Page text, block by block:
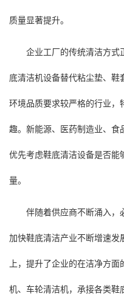
质量显著提升。
企业工厂的传统清洁方式
底清洁机设备替代粘尘垫、鞋
环境品质要求较严格的行业，
趣。新能源、医药制造业、食
优先考虑鞋底清洁设备是否能
量。
伴随着供应商不断涌入，
加快鞋底清洁产业不断增速发
上，提升了企业的在洁净方
机、车轮清洁机，承接各类鞋